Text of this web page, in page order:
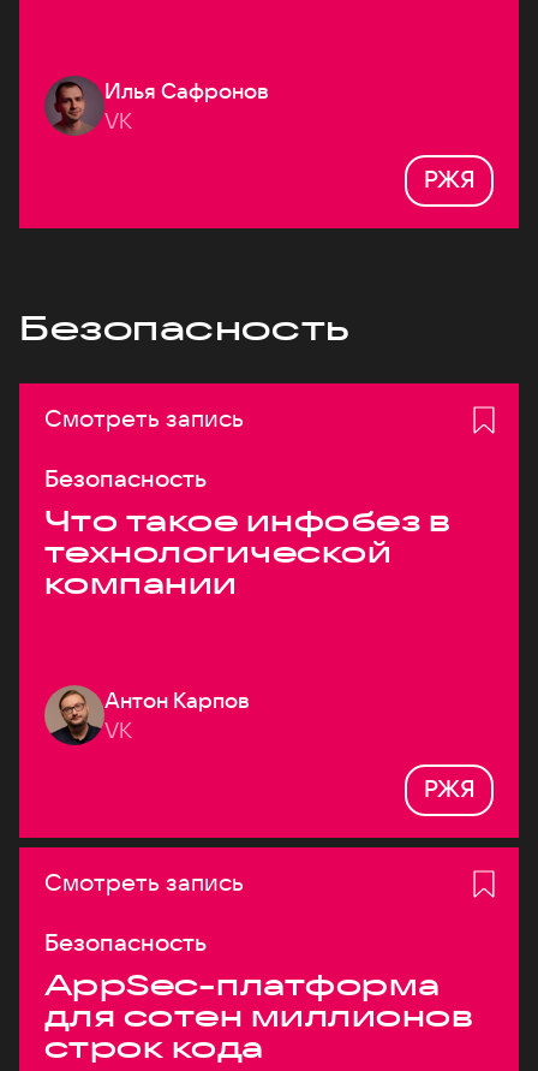
Илья Сафронов
VK
РЖЯ
Безопасность
Смотреть запись
Безопасность
Что такое инфобез в
технологической
компании
Антон Карпов
VK
РЖЯ
Смотреть запись
Безопасность
AppSec-платформа
для сотен миллионов
строк кода